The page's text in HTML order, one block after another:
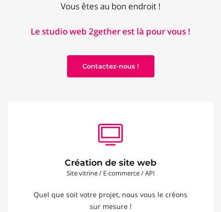
Vous êtes au bon endroit !
Le studio web 2gether est là pour vous !
Contactez-nous !
Création de site web
Site vitrine / E-commerce / API
Quel que soit votre projet, nous vous le créons
sur mesure !